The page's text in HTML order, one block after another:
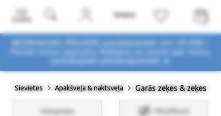
BEZMAKSAS PIEGĀDE pasūtījumiem virs 29,90€ !
Pasūti mūsu jaunumu biļetenu un uzzini par mūsu
Sievietes Apakšveļa & naktsveļa Garās zeķes & zeķes
Kategorijas Filtri/Atlasīt